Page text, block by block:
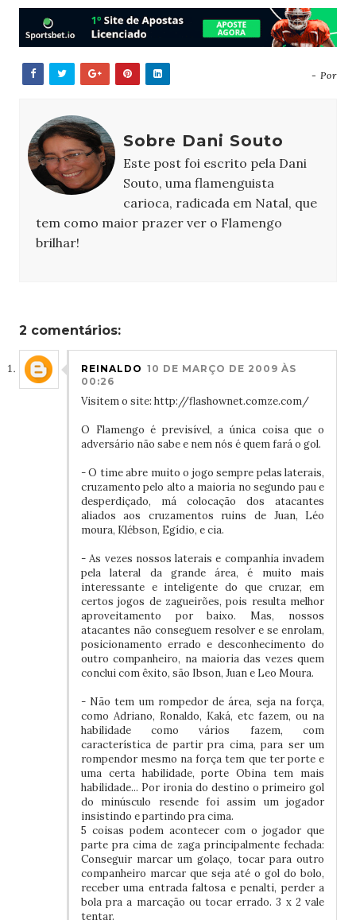
- Por
Sobre Dani Souto
Este post foi escrito pela Dani
Souto, uma flamenguista
carioca, radicada em Natal, que
tem como maior prazer ver o Flamengo
brilhar!
2 comentários:
REINALDO 10 DE MARÇO DE 2009 ÀS
00:26
Visitem o site: http://flashownet.comze.com/
O Flamengo é previsível, a única coisa que o
adversário não sabe e nem nós é quem fará o gol.
- O time abre muito o jogo sempre pelas laterais,
cruzamento pelo alto a maioria no segundo pau e
desperdiçado, má colocação dos atacantes
aliados aos cruzamentos ruins de Juan, Léo
moura, Klébson, Egídio, e cia.
- As vezes nossos laterais e companhia invadem
pela lateral da grande área, é muito mais
interessante e inteligente do que cruzar, em
certos jogos de zagueirões, pois resulta melhor
aproveitamento por baixo. Mas, nossos
atacantes não conseguem resolver e se enrolam,
posicionamento errado e desconhecimento do
outro companheiro, na maioria das vezes quem
conclui com êxito, são Ibson, Juan e Leo Moura.
- Não tem um rompedor de área, seja na força,
como Adriano, Ronaldo, Kaká, etc fazem, ou na
habilidade como vários fazem, com
característica de partir pra cima, para ser um
rompendor mesmo na força tem que ter porte e
uma certa habilidade, porte Obina tem mais
habilidade... Por ironia do destino o primeiro gol
do minúsculo resende foi assim um jogador
insistindo e partindo pra cima.
5 coisas podem acontecer com o jogador que
parte pra cima de zaga principalmente fechada:
Conseguir marcar um golaço, tocar para outro
companheiro marcar que seja até o gol do bolo,
receber uma entrada faltosa e penalti, perder a
bola pra a marcação ou tocar errado. 3 x 2 vale
tentar.